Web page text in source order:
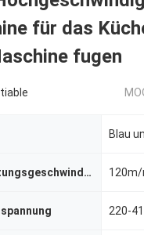
für das
fugen
Blau
Verarbeitungsgeschwindigkeit 120m/
220-